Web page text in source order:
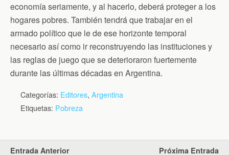
economía seriamente, y al hacerlo, deberá proteger a los
hogares pobres. También tendrá que trabajar en el
armado político que le de ese horizonte temporal
necesario así como ir reconstruyendo las instituciones y
las reglas de juego que se deterioraron fuertemente
durante las últimas décadas en Argentina.
Categorías: Editores, Argentina
Etiquetas: Pobreza
Entrada Anterior Próxima Entrada